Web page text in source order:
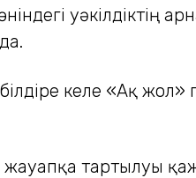
уәкілдіктің
келе «Ақ
жауапқа тартылуы